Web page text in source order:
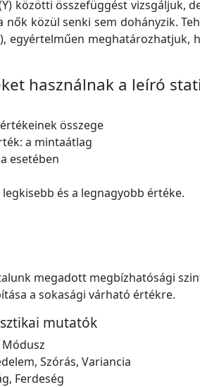
közötti összefüggést vizsgáljuk,
közül senki sem dohányzik.
egyértelműen meghatározhatjuk,
használnak a leíró
összege
a mintaátlag
esetében
legkisebb és a legnagyobb értéke.
megadott megbízhatósági
a sokasági várható értékre.
mutatók
Szórás, Variancia
Ferdeség